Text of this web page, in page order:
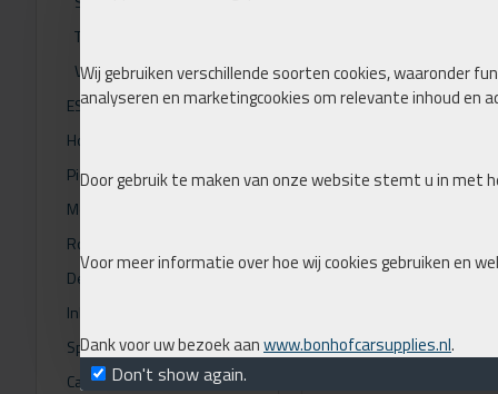
Wij gebruiken verschillende soorten cookies, waaronder
analyseren en marketingcookies om relevante inhoud en
Door gebruik te maken van onze website stemt u in met
Voor meer informatie over hoe wij cookies gebruiken en
Dank voor uw bezoek aanwww.bonhofcarsupplies.nl.
Don't show again.
Tweeters
VO Serie
ESX Audio
Hoeden plank stof
Pioneer
Morel
Rockford Fosgate
Demping
Inbouw Panelen
Speaker ringen
Car to iso verlopen